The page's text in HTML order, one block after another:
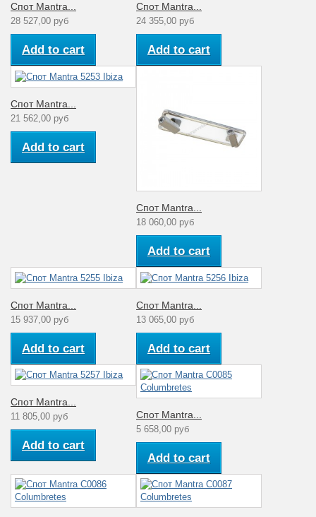
Спот Mantra...
28 527,00 руб
Add to cart
Спот Mantra...
24 355,00 руб
Add to cart
Спот Mantra...
21 562,00 руб
Add to cart
Спот Mantra...
18 060,00 руб
Add to cart
Спот Mantra...
15 937,00 руб
Add to cart
Спот Mantra...
13 065,00 руб
Add to cart
Спот Mantra...
11 805,00 руб
Add to cart
Спот Mantra...
5 658,00 руб
Add to cart